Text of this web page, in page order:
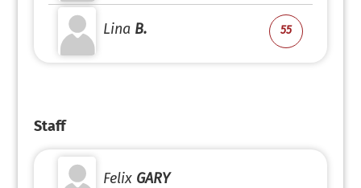
Lina B. 55
Staff
Felix GARY